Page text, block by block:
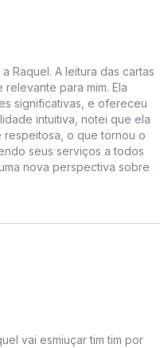
Raquel. A leitura das cartas
para mim. Ela
significativas, e ofereceu
intuitiva, notei que ela
respeitosa, o que tornou o
seus serviços a todos
nova perspectiva sobre
vai esmiuçar tim tim por